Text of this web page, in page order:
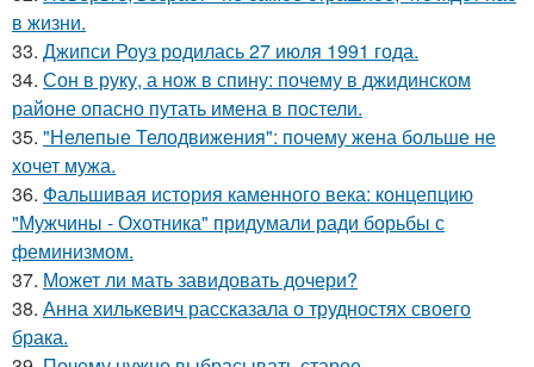
в жизни.
33. Джипси Роуз родилась 27 июля 1991 года.
34. Сон в руку, а нож в спину: почему в джидинском
районе опасно путать имена в постели.
35. "Нелепые Телодвижения": почему жена больше не
хочет мужа.
36. Фальшивая история каменного века: концепцию
"Мужчины - Охотника" придумали ради борьбы с
феминизмом.
37. Может ли мать завидовать дочери?
38. Анна хилькевич рассказала о трудностях своего
брака.